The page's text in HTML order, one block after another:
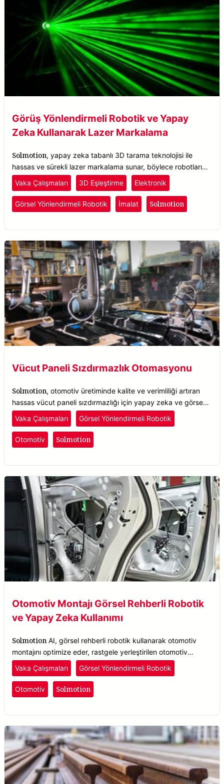
Görüş Yönlendirmeli Robotik ve Yapay
Zeka Kullanarak Lazer Markalama
Solmotion, yapay zeka tabanlı 3D tarama teknolojisi ile
hassas ve sürekli lazer markalama sunar, böylece robotların
parçaları gerçek zamanlı olarak konumlandırarak nesneleri
doğru bir şekilde tanıyıp işaretlemesini sağlar.
Vaka Çalışmaları 3D Eşleştirme Elektronik
Görsel Yönlendirmeli Robotik İmalat Solmotion
Vücut Paneli Sızdırmazlık Otomasyonu
Solmotion, otomotiv üretiminde kalite ve verimliliği artıran
hassas vücut paneli sızdırmazlığı için yapay zeka ve görsel
rehberli robotikleri birleştirir.
Vaka Çalışmaları Görsel Yönlendirmeli Robotik
Otomotiv Solmotion
Otomotiv Montajı Görsel Rehberli Robotik
ve Yapay Zeka Kullanımı
Solmotion AI, görsel rehberli robotik kullanarak otomotiv
montajını optimize eder, rastgele yerleştirilen otomotiv
parçalarını, yönelim fark etmeksizin hassasiyetle tespit eder.
Vaka Çalışmaları Görsel Yönlendirmeli Robotik
Otomotiv Solmotion